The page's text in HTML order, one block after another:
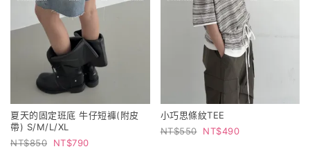
夏天的固定班底 牛仔短褲(附皮
帶) S/M/L/XL
850
790
小巧思條紋TEE
550
490